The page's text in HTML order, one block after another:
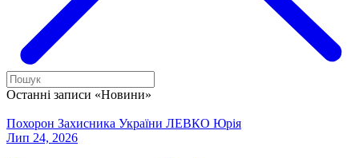
Останні записи «Новини»
Похорон Захисника України ЛЕВКО Юрія
Лип 24, 2026